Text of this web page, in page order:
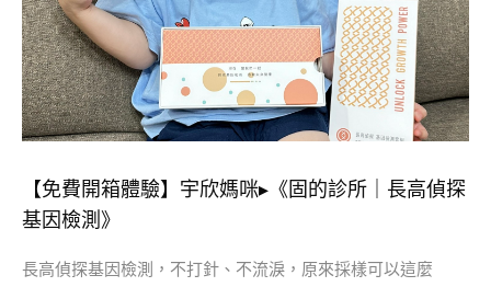
【免費開箱體驗】宇欣媽咪▸《固的診所｜長高偵探
基因檢測》
長高偵探基因檢測，不打針、不流淚，原來採樣可以這麼